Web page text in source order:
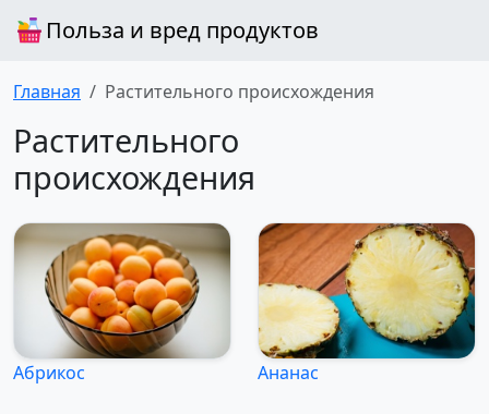
Польза и вред продуктов
Главная Растительного происхождения
Растительного
происхождения
Абрикос Ананас